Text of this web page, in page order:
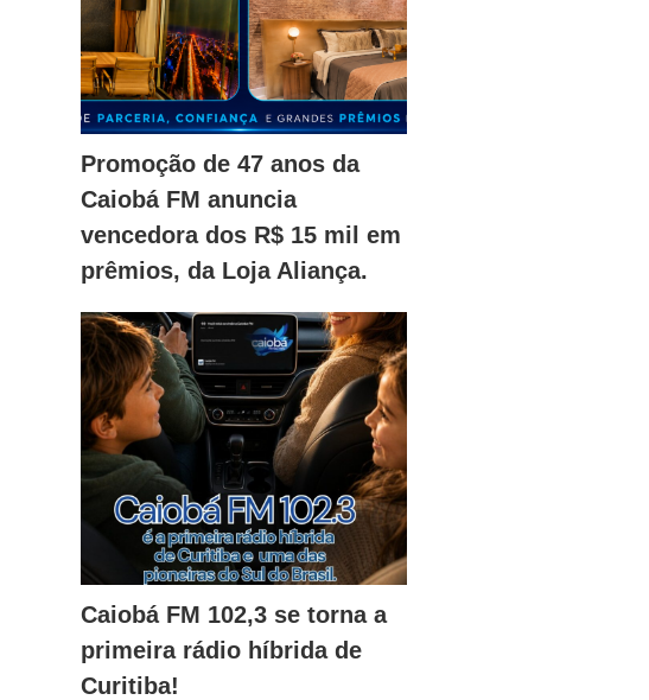
Promoção de 47 anos da
Caiobá FM anuncia
vencedora dos R$ 15 mil em
prêmios, da Loja Aliança.
Caiobá FM 102,3 se torna a
primeira rádio híbrida de
Curitiba!